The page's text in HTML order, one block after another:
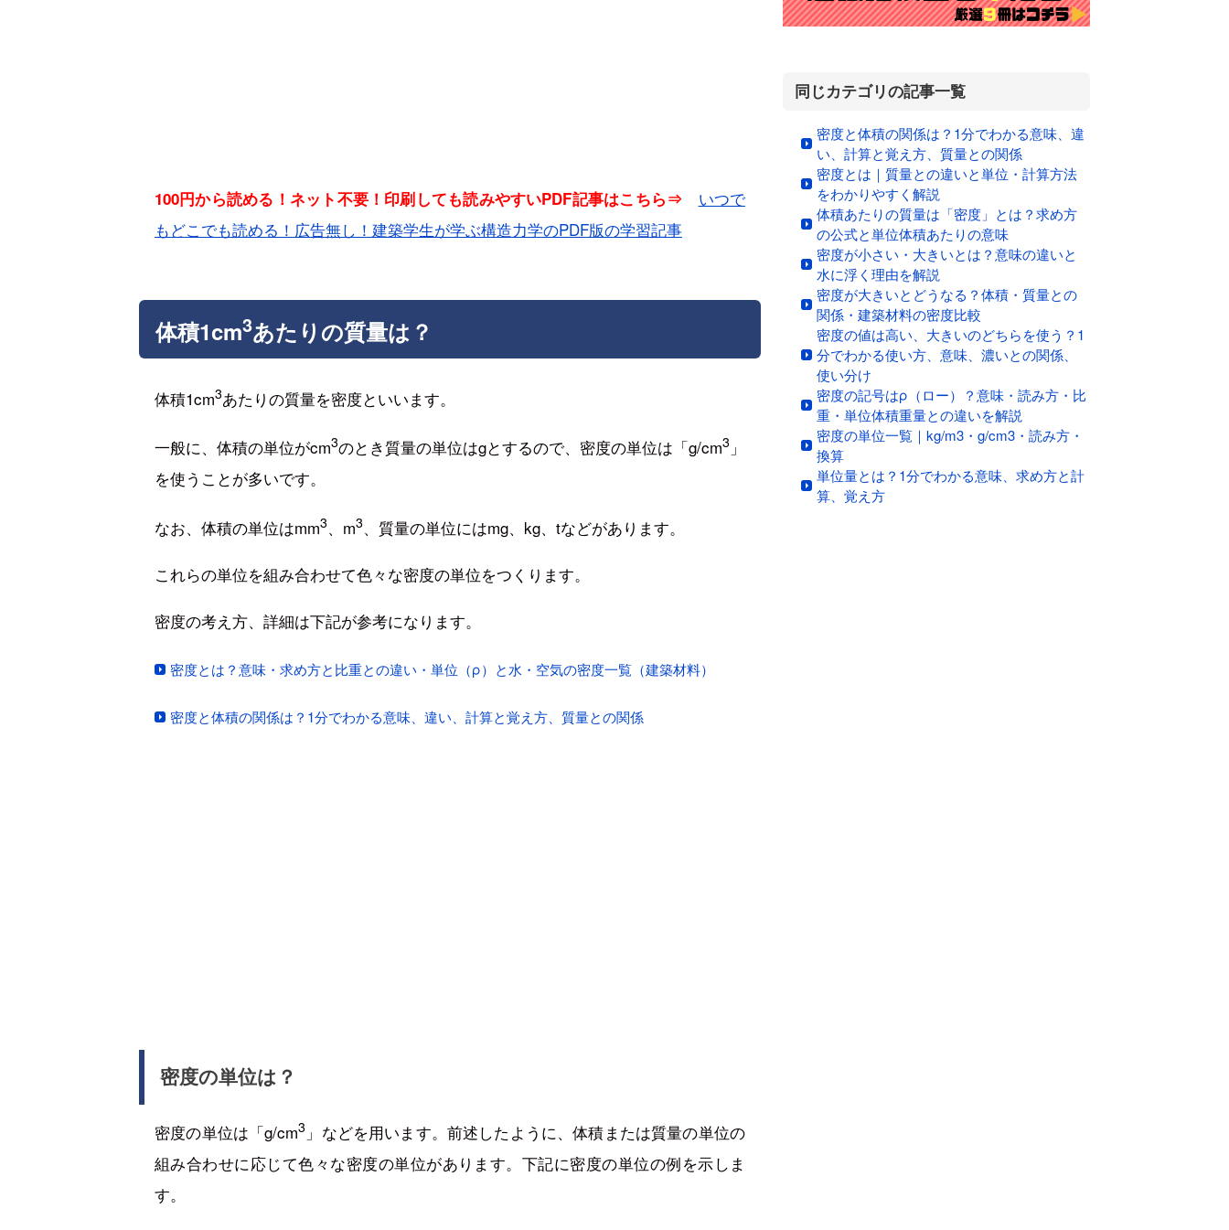
100円から読める！ネット不要！印刷しても読みやすいPDF記事はこちら⇒ いつで
もどこでも読める！広告無し！建築学生が学ぶ構造力学のPDF版の学習記事
体積1cm3あたりの質量は？
体積1cm3あたりの質量を密度といいます。
一般に、体積の単位がcm3のとき質量の単位はgとするので、密度の単位は「g/cm3 」
を使うことが多いです。
なお、体積の単位はmm3、m3、質量の単位にはmg、kg、tなどがあります。
これらの単位を組み合わせて色々な密度の単位をつくります。
密度の考え方、詳細は下記が参考になります。
密度とは？意味・求め方と比重との違い・単位（ρ）と水・空気の密度一覧（建築材料）
密度と体積の関係は？1分でわかる意味、違い、計算と覚え方、質量との関係
密度の単位は？
密度の単位は「g/cm3 」などを用います。前述したように、体積または質量の単位の
組み合わせに応じて色々な密度の単位があります。下記に密度の単位の例を示しま
す。
同じカテゴリの記事一覧
密度と体積の関係は？1分でわかる意味、違
い、計算と覚え方、質量との関係
密度とは｜質量との違いと単位・計算方法
をわかりやすく解説
体積あたりの質量は「密度」とは？求め方
の公式と単位体積あたりの意味
密度が小さい・大きいとは？意味の違いと
水に浮く理由を解説
密度が大きいとどうなる？体積・質量との
関係・建築材料の密度比較
密度の値は高い、大きいのどちらを使う？1
分でわかる使い方、意味、濃いとの関係、
使い分け
密度の記号はρ（ロー）？意味・読み方・比
重・単位体積重量との違いを解説
密度の単位一覧｜kg/m3・g/cm3・読み方・
換算
単位量とは？1分でわかる意味、求め方と計
算、覚え方